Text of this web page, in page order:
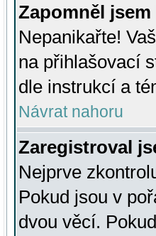
Zapomněl jsem
Nepanikařte!
na přihlašovací
dle instrukcí a
Návrat nahoru
Zaregistroval
Nejprve
Pokud jsou v
dvou věcí.